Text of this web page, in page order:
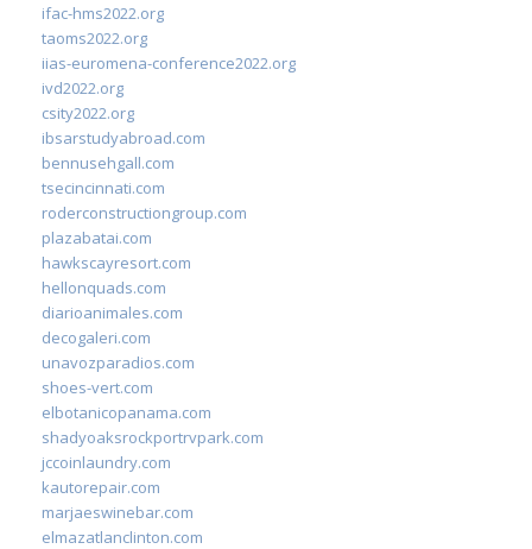
ifac-hms2022.org
taoms2022.org
iias-euromena-conference2022.org
ivd2022.org
csity2022.org
ibsarstudyabroad.com
bennusehgall.com
tsecincinnati.com
roderconstructiongroup.com
plazabatai.com
hawkscayresort.com
hellonquads.com
diarioanimales.com
decogaleri.com
unavozparadios.com
shoes-vert.com
elbotanicopanama.com
shadyoaksrockportrvpark.com
jccoinlaundry.com
kautorepair.com
marjaeswinebar.com
elmazatlanclinton.com